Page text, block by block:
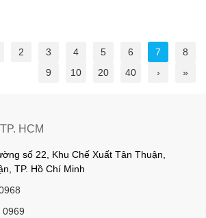
2 3 4 5 6 7
8
9
10 20 40 › »
HCM
số 22, Khu Chế Xuất Tân Thuận,
TP. Hồ Chí Minh
0969